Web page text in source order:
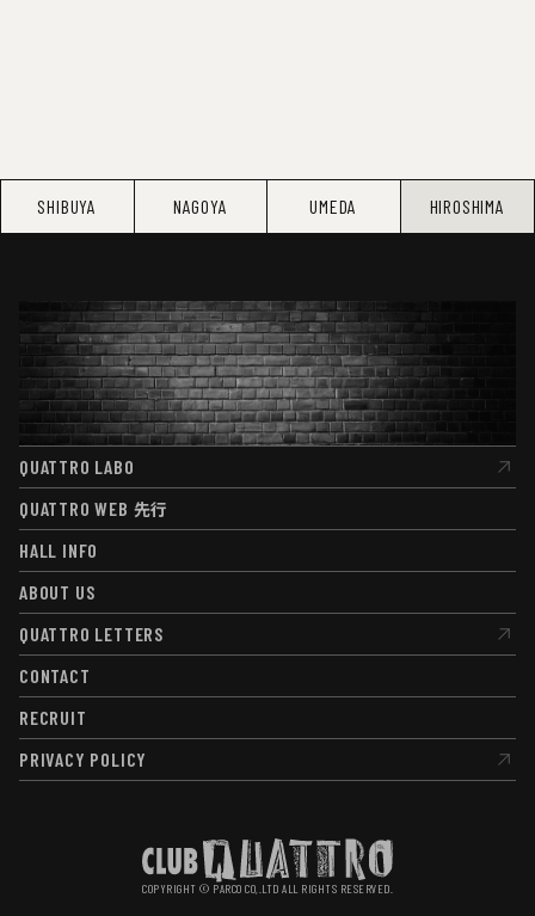
SHIBUYA NAGOYA UMEDA HIROSHIMA
QUATTRO LABO
QUATTRO LABO
QUATTRO WEB 先行
QUATTRO WEB先行
HALL INFO
HALL INFO
ABOUT US
ABOUT US
QUATTRO LETTERS
QUATTRO LETTERS
CONTACT
CONTACT
RECRUIT
RECRUIT
PRIVACY POLICY
PRIVACY POLICY
COPYRIGHT © PARCO CO,.LTD ALL RIGHTS RESERVED.